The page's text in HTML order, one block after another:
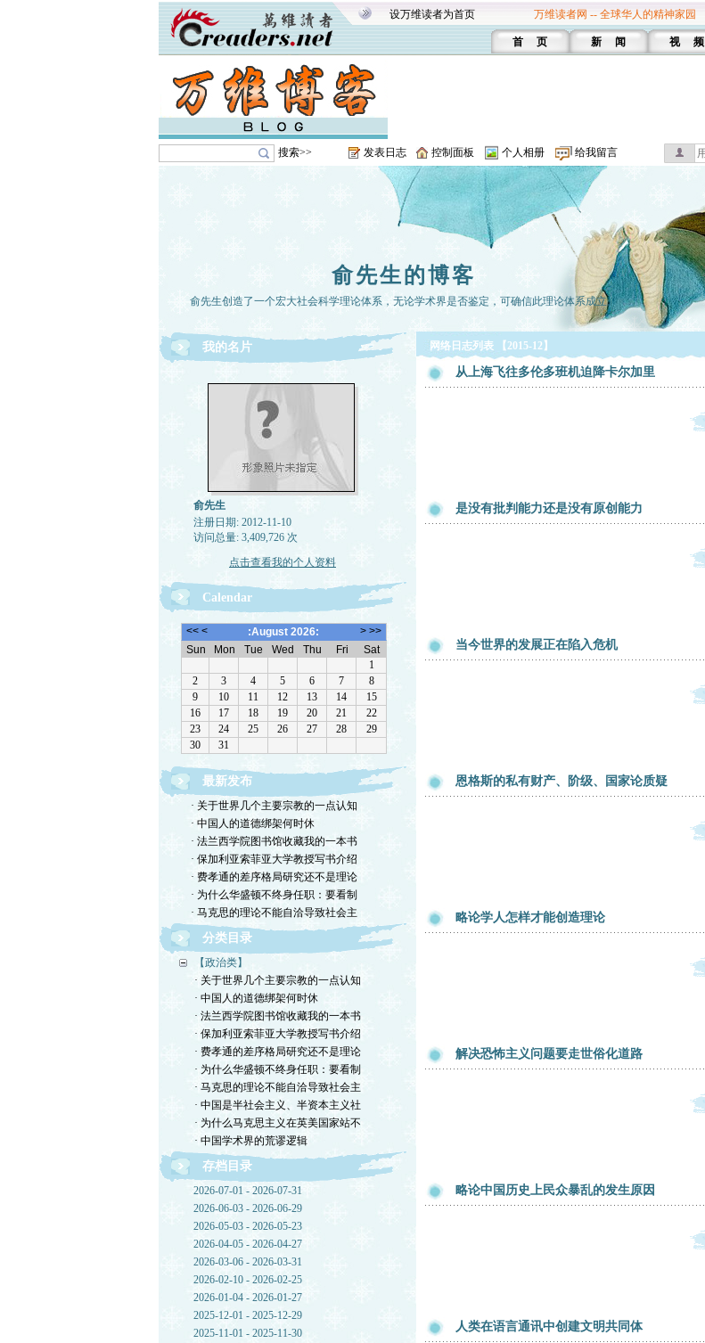
设万维读者为首页 万维读者网 -- 全球华人的精神家园
首 页 新 闻 视 频
搜索>> 发表日志 控制面板 个人相册 给我留言
俞先生的博客
俞先生创造了一个宏大社会科学理论体系，无论学术界是否鉴定，可确信此理论体系成立。
我的名片
俞先生
注册日期: 2012-11-10
访问总量: 3,409,726 次
点击查看我的个人资料
Calendar
最新发布
· 关于世界几个主要宗教的一点认知
· 中国人的道德绑架何时休
· 法兰西学院图书馆收藏我的一本书
· 保加利亚索菲亚大学教授写书介绍
· 费孝通的差序格局研究还不是理论
· 为什么华盛顿不终身任职：要看制
· 马克思的理论不能自洽导致社会主
分类目录
【政治类】
· 关于世界几个主要宗教的一点认知
· 中国人的道德绑架何时休
· 法兰西学院图书馆收藏我的一本书
· 保加利亚索菲亚大学教授写书介绍
· 费孝通的差序格局研究还不是理论
· 为什么华盛顿不终身任职：要看制
· 马克思的理论不能自洽导致社会主
· 中国是半社会主义、半资本主义社
· 为什么马克思主义在英美国家站不
· 中国学术界的荒谬逻辑
存档目录
2026-07-01 - 2026-07-31
2026-06-03 - 2026-06-29
2026-05-03 - 2026-05-23
2026-04-05 - 2026-04-27
2026-03-06 - 2026-03-31
2026-02-10 - 2026-02-25
2026-01-04 - 2026-01-27
2025-12-01 - 2025-12-29
2025-11-01 - 2025-11-30
网络日志列表 【2015-12】
从上海飞往多伦多班机迫降卡尔加里
是没有批判能力还是没有原创能力
当今世界的发展正在陷入危机
恩格斯的私有财产、阶级、国家论质疑
略论学人怎样才能创造理论
解决恐怖主义问题要走世俗化道路
略论中国历史上民众暴乱的发生原因
人类在语言通讯中创建文明共同体